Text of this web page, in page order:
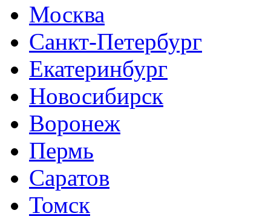
Москва
Санкт-Петербург
Екатеринбург
Новосибирск
Воронеж
Пермь
Саратов
Томск